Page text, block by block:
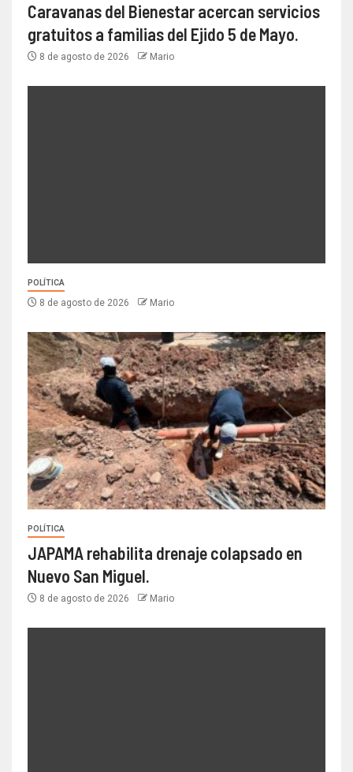
Caravanas del Bienestar acercan servicios
gratuitos a familias del Ejido 5 de Mayo.
8 de agosto de 2026 Mario
POLÍTICA
8 de agosto de 2026 Mario
POLÍTICA
JAPAMA rehabilita drenaje colapsado en
Nuevo San Miguel.
8 de agosto de 2026 Mario